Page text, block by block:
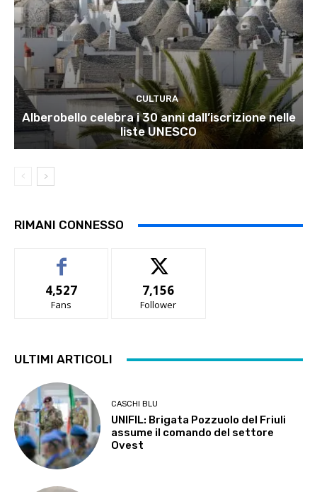
CULTURA
Alberobello celebra i 30 anni dall’iscrizione nelle
liste UNESCO
RIMANI CONNESSO
4,527
Fans
7,156
Follower
ULTIMI ARTICOLI
CASCHI BLU
UNIFIL: Brigata Pozzuolo del Friuli
assume il comando del settore
Ovest